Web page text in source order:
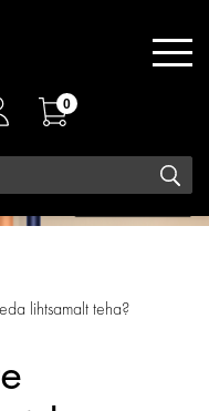
0
lihtsamalt teha?